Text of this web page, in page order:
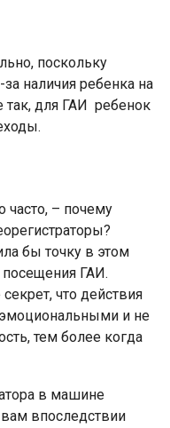
поскольку
наличия ребенка на
так, для ГАИ ребенок
часто, – почему
бы точку в этом
ГАИ.
что действия
и не
тем более когда
в машине
впоследствии